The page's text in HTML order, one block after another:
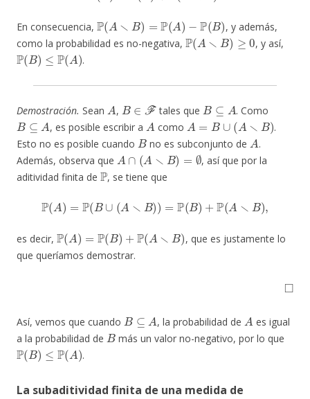
En consecuencia,
P (A∖ =P )− P (B
, y además,
como la probabilidad es no-negativa,
P (A∖B)≥0
, y así,
P(B)≤ P( A)
.
Demostración. Sean
A
,
B∈
tales que
B⊆
. Como
B⊆A
, es posible escribir a
A
como
A= B∪(A∖B)
.
Esto no es posible cuando
B
no es subconjunto de
A
.
Además, observa que
A∩( A∖B) =∅
, así que por la
aditividad finita de
P
, se tiene que
(A)=P (B∪ A ∖B)) (B)+P A ∖B ),
es decir,
P (A)= B) +P ∖B )
, que es justamente lo
que queríamos demostrar.
◻
Así, vemos que cuando
B⊆
, la probabilidad de
A
es igual
a la probabilidad de
B
más un valor no-negativo, por lo que
P(B)≤P(A)
.
La subaditividad finita de una medida de